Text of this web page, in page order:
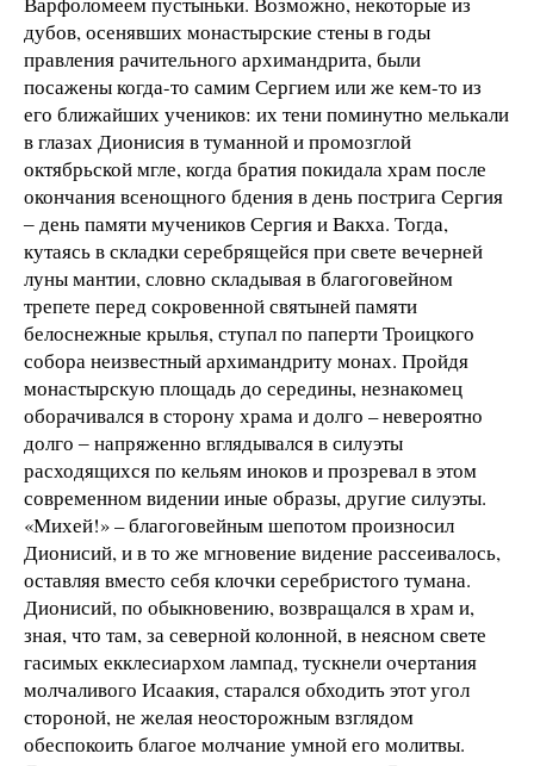
дубов, осенявших монастырские стены в годы
правления рачительного архимандрита, были
посажены когда-то самим Сергием или же кем-то из
его ближайших учеников: их тени поминутно мелькали
в глазах Дионисия в туманной и промозглой
октябрьской мгле, когда братия покидала храм после
окончания всенощного бдения в день пострига Сергия
‒ день памяти мучеников Сергия и Вакха. Тогда,
кутаясь в складки серебрящейся при свете вечерней
луны мантии, словно складывая в благоговейном
трепете перед сокровенной святыней памяти
белоснежные крылья, ступал по паперти Троицкого
собора неизвестный архимандриту монах. Пройдя
монастырскую площадь до середины, незнакомец
оборачивался в сторону храма и долго – невероятно
долго ‒ напряженно вглядывался в силуэты
расходящихся по кельям иноков и прозревал в этом
современном видении иные образы, другие силуэты.
«Михей!» – благоговейным шепотом произносил
Дионисий, и в то же мгновение видение рассеивалось,
оставляя вместо себя клочки серебристого тумана.
Дионисий, по обыкновению, возвращался в храм и,
зная, что там, за северной колонной, в неясном свете
гасимых екклесиархом лампад, тускнели очертания
молчаливого Исаакия, старался обходить этот угол
стороной, не желая неосторожным взглядом
обеспокоить благое молчание умной его молитвы.